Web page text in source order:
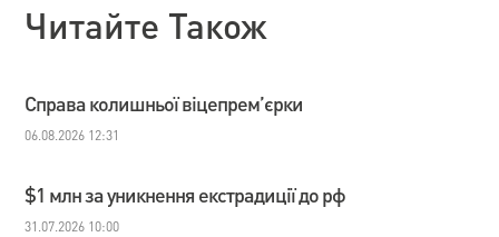
Читайте Також
Справа колишньої віцепрем’єрки
06.08.2026 12:31
$1 млн за уникнення екстрадиції до рф
31.07.2026 10:00